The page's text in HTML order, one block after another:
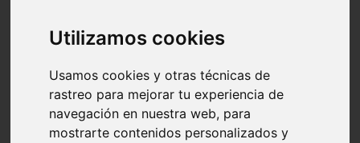
Utilizamos cookies
Usamos cookies y otras técnicas de
rastreo para mejorar tu experiencia de
navegación en nuestra web, para
mostrarte contenidos personalizados y
Valencia - chiva
Murcia - calasparra
Valencia - sagunt
Asturias - ribadesella
Castellón - benicàssim
Alicante - el-campello